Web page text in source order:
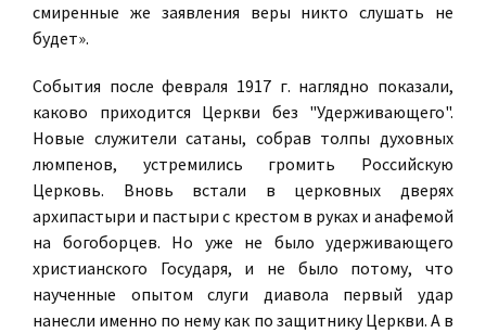
смиренные же заявления веры никто слушать не
будет».
События после февраля 1917 г. наглядно показали,
каково приходится Церкви без "Удерживающего".
Новые служители сатаны, собрав толпы духовных
люмпенов, устремились громить Российскую
Церковь. Вновь встали в церковных дверях
архипастыри и пастыри с крестом в руках и анафемой
на богоборцев. Но уже не было удерживающего
христианского Государя, и не было потому, что
наученные опытом слуги диавола первый удар
нанесли именно по нему как по защитнику Церкви. А в